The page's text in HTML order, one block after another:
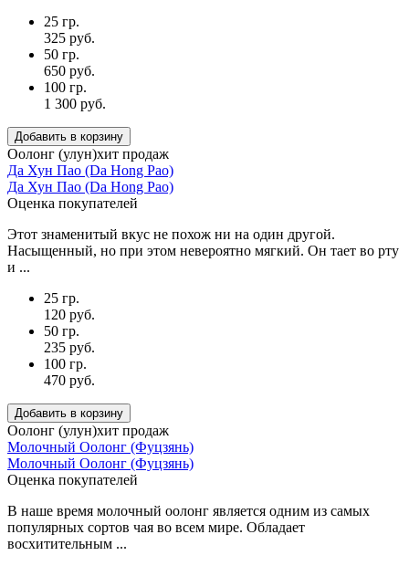
25 гр.
325 руб.
50 гр.
650 руб.
100 гр.
1 300 руб.
Добавить в корзину
Оолонг (улун)хит продаж
Да Хун Пао (Da Hong Pao)
Да Хун Пао (Da Hong Pao)
Оценка покупателей
Этот знаменитый вкус не похож ни на один другой.
Насыщенный, но при этом невероятно мягкий. Он тает во рту
и ...
25 гр.
120 руб.
50 гр.
235 руб.
100 гр.
470 руб.
Добавить в корзину
Оолонг (улун)хит продаж
Молочный Оолонг (Фуцзянь)
Молочный Оолонг (Фуцзянь)
Оценка покупателей
В наше время молочный оолонг является одним из самых
популярных сортов чая во всем мире. Обладает
восхитительным ...